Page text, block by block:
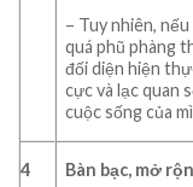
– Tuy nhiên,
quá phũ phàng
đối diện hiện
cực và lạc quan
cuộc sống của
4 Bàn bạc, mở